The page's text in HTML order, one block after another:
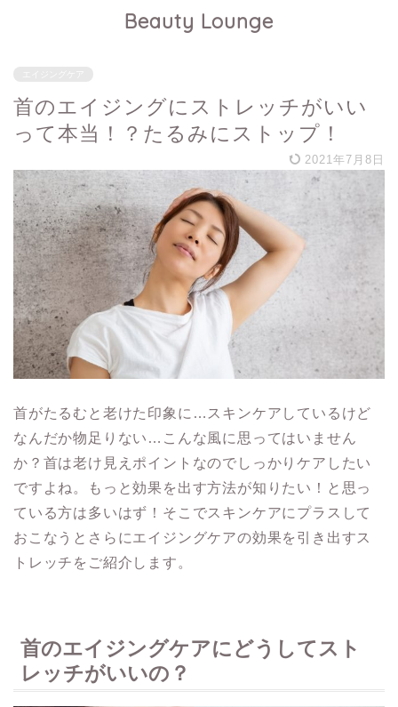
Beauty Lounge
首のエイジングにストレッチがいい
って本当！？たるみにストップ！
2021年7月8日
首がたるむと老けた印象に…スキンケアしているけど
なんだか物足りない…こんな風に思ってはいません
か？首は老け見えポイントなのでしっかりケアしたい
ですよね。もっと効果を出す方法が知りたい！と思っ
ている方は多いはず！そこでスキンケアにプラスして
おこなうとさらにエイジングケアの効果を引き出すス
トレッチをご紹介します。
首のエイジングケアにどうしてスト
レッチがいいの？